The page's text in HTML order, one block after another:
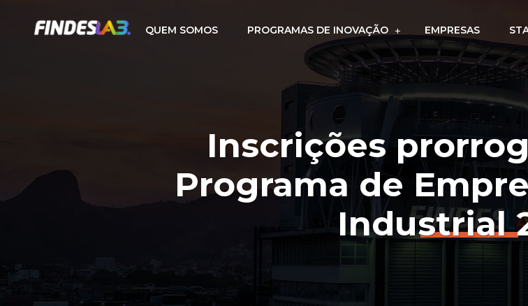
QUEM SOMOS PROGRAMAS DE INOVAÇÃO EMPRESAS
Inscrições
Programa de
Industrial